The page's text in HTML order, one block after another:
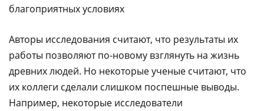
благоприятных условиях
Авторы исследования считают, что результаты их
работы позволяют по-новому взглянуть на жизнь
древних людей. Но некоторые ученые считают, что
их коллеги сделали слишком поспешные выводы.
Например, некоторые исследователи